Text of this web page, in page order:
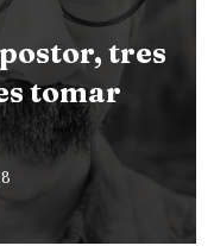
tres
tomar